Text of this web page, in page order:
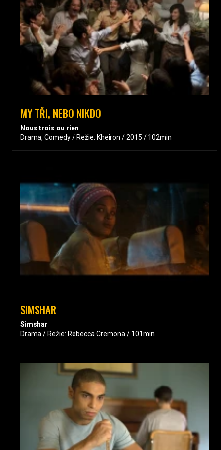
MY TŘI, NEBO NIKDO
Nous trois ou rien
Drama, Comedy / Režie: Kheiron / 2015 / 102min
SIMSHAR
Simshar
Drama / Režie: Rebecca Cremona / 101min